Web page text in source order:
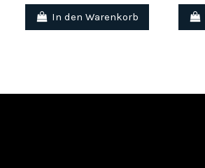
In den Warenkorb